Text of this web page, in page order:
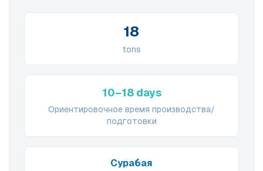
18
tons
10–18 days
Ориентировочное время производства/
подготовки
Сурабая